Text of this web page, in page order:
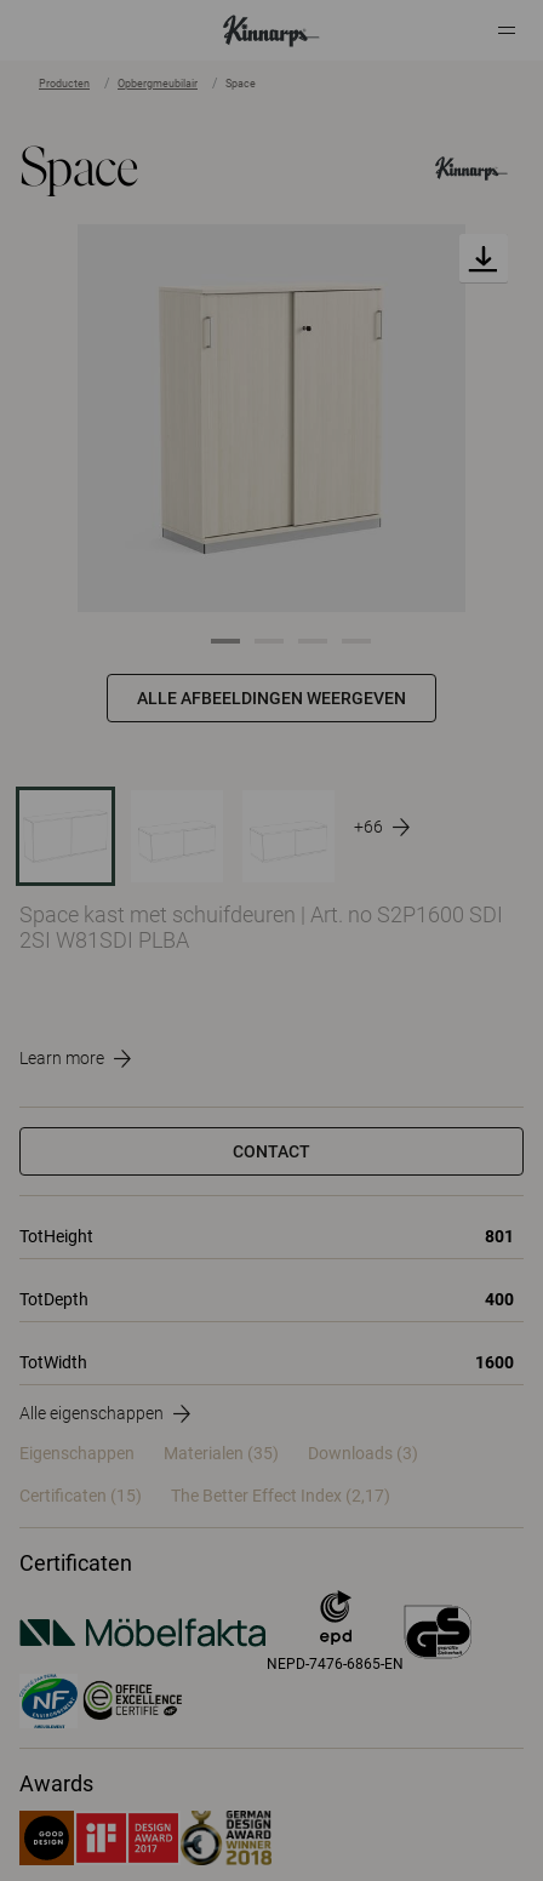
Producten Opbergmeubilair Space
Space
ALLE AFBEELDINGEN WEERGEVEN
+66
Space kast met schuifdeuren | Art. no S2P1600 SDI
2SI W81SDI PLBA
Learn more
CONTACT
TotHeight 801
TotDepth 400
TotWidth 1600
Alle eigenschappen
Eigenschappen Materialen (35) Downloads (3)
Certificaten (15) The Better Effect Index (2,17)
Certificaten
NEPD-7476-6865-EN
Awards